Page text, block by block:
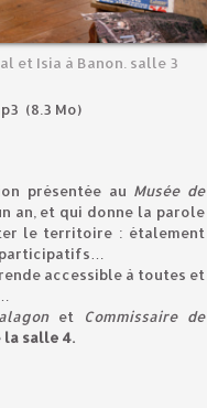
et Isia à Banon. salle 3
(8.3 Mo)
présentée au Musée de
an, et qui donne la parole
le territoire : étalement
participatifs…
accessible à toutes et
et
Commissaire de
la salle 4.